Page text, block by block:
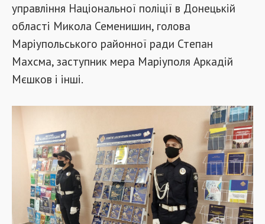
управління Національної поліції в Донецькій
області Микола Семенишин, голова
Маріупольського районної ради Степан
Махсма, заступник мера Маріуполя Аркадій
Мєшков і інші.